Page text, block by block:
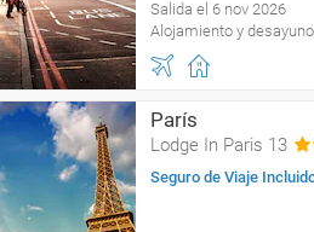
Salida el 6 nov 2026
Alojamiento y desayuno
París
Lodge In Paris 13
Seguro de Viaje